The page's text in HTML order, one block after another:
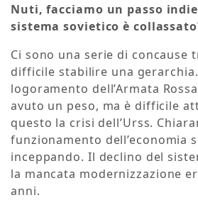
Nuti, facciamo un passo
sistema sovietico è
Ci sono una serie di concause
difficile stabilire una
logoramento dell’Armata
avuto un peso, ma è difficile
questo la crisi dell’Urss.
funzionamento dell’economia
inceppando. Il declino del
la mancata modernizzazione
anni.